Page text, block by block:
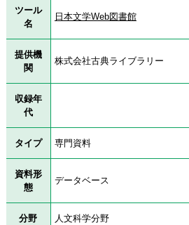
ツール
名
日本文学Web図書館
提供機
関
株式会社古典ライブラリー
収録年
代
タイプ 専門資料
資料形
態
データベース
分野 人文科学分野